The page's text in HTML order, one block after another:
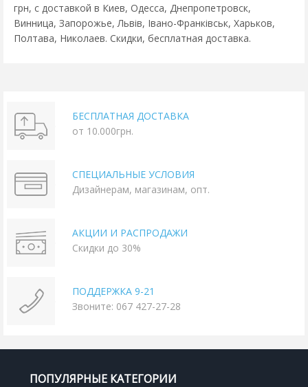
грн, с доставкой в Киев, Одесса, Днепропетровск,
Винница, Запорожье, Львів, Івано-Франківськ, Харьков,
Полтава, Николаев. Скидки, бесплатная доставка.
БЕСПЛАТНАЯ ДОСТАВКА
от 10.000грн.
СПЕЦИАЛЬНЫЕ УСЛОВИЯ
Дизайнерам, магазинам, опт.
АКЦИИ И РАСПРОДАЖИ
Скидки до 30%
ПОДДЕРЖКА 9-21
Звоните: 067 427-27-28
ПОПУЛЯРНЫЕ КАТЕГОРИИ